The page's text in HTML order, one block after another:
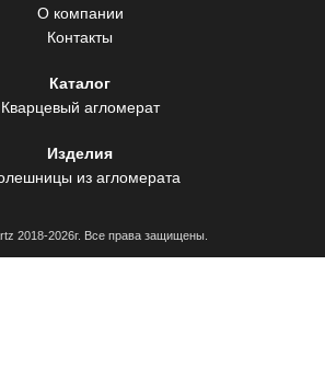
О компании
Контакты
Каталог
Кварцевый агломерат
Изделия
из агломерата
2018-2026г. Все права защищены.